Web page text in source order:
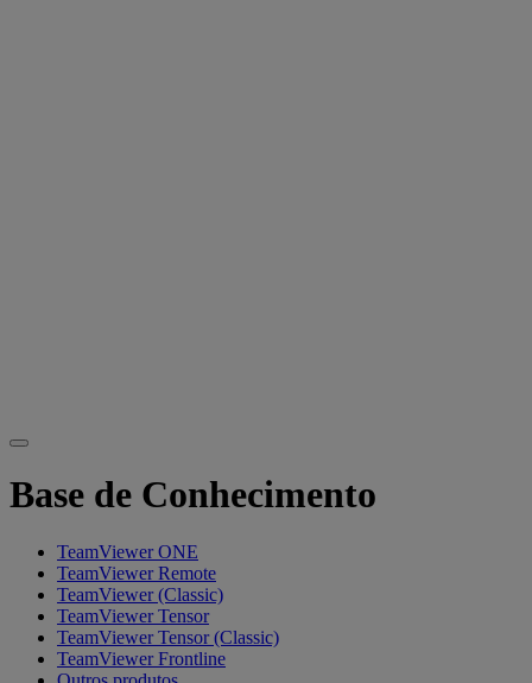
Base de Conhecimento
TeamViewer ONE
TeamViewer Remote
TeamViewer (Classic)
TeamViewer Tensor
TeamViewer Tensor (Classic)
TeamViewer Frontline